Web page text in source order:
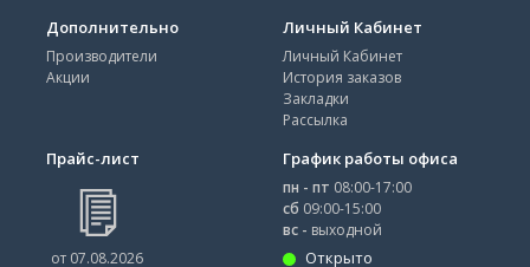
Дополнительно
Производители
Акции
Личный Кабинет
Личный Кабинет
История заказов
Закладки
Рассылка
Прайс-лист
от 07.08.2026
График работы офиса
пн - пт 08:00-17:00
сб 09:00-15:00
вс - выходной
Открыто